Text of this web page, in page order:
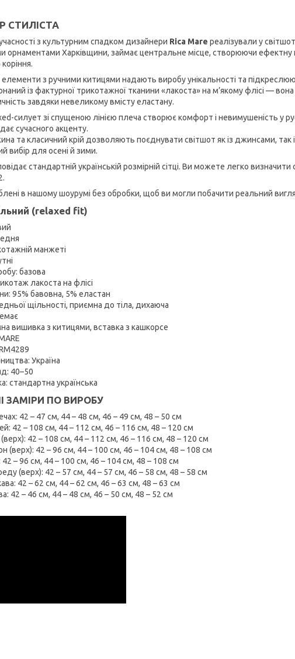
СТИЛІСТА
з культурним спадком дизайнери Rica Mare реалізували у
орнаментами Харківщини, займає центральне місце, створюючи ефектну
елементи з ручними китицями надають виробу унікальності та
із фактурної трикотажної тканини «лакоста» на м’якому флісі —
завдяки невеликому вмісту еластану.
силует зі спущеною лінією плеча створює комфорт і невимушеність у
сучасного акценту.
та класичний крій дозволяють поєднувати світшот як із джинсами,
вибір для осені й зими.
стандартній українській розмірній сітці. Ви можете легко
в нашому шоурумі без обробки, щоб ви могли побачити реальний
(relaxed fit)
манжеті
базова
лакоста на флісі
95% бавовна, 5% еластан
щільності, приємна до тіла, дихаюча
вишивка з китицями, вставка з кашкорсе
Україна
40–50
стандартна українська
ЗАМІРИ ПО ВИРОБУ
42 – 47 см, 44 – 48 см, 46 – 49 см, 48 – 50 см
42 – 108 см, 44 – 112 см, 46 – 116 см, 48 – 120 см
(верх): 42 – 108 см, 44 – 112 см, 46 – 116 см, 48 – 120 см
(верх): 42 – 96 см, 44 – 100 см, 46 – 104 см, 48 – 108 см
– 96 см, 44 – 100 см, 46 – 104 см, 48 – 108 см
(верх): 42 – 57 см, 44 – 57 см, 46 – 58 см, 48 – 58 см
42 – 62 см, 44 – 62 см, 46 – 63 см, 48 – 63 см
42 – 46 см, 44 – 48 см, 46 – 50 см, 48 – 52 см